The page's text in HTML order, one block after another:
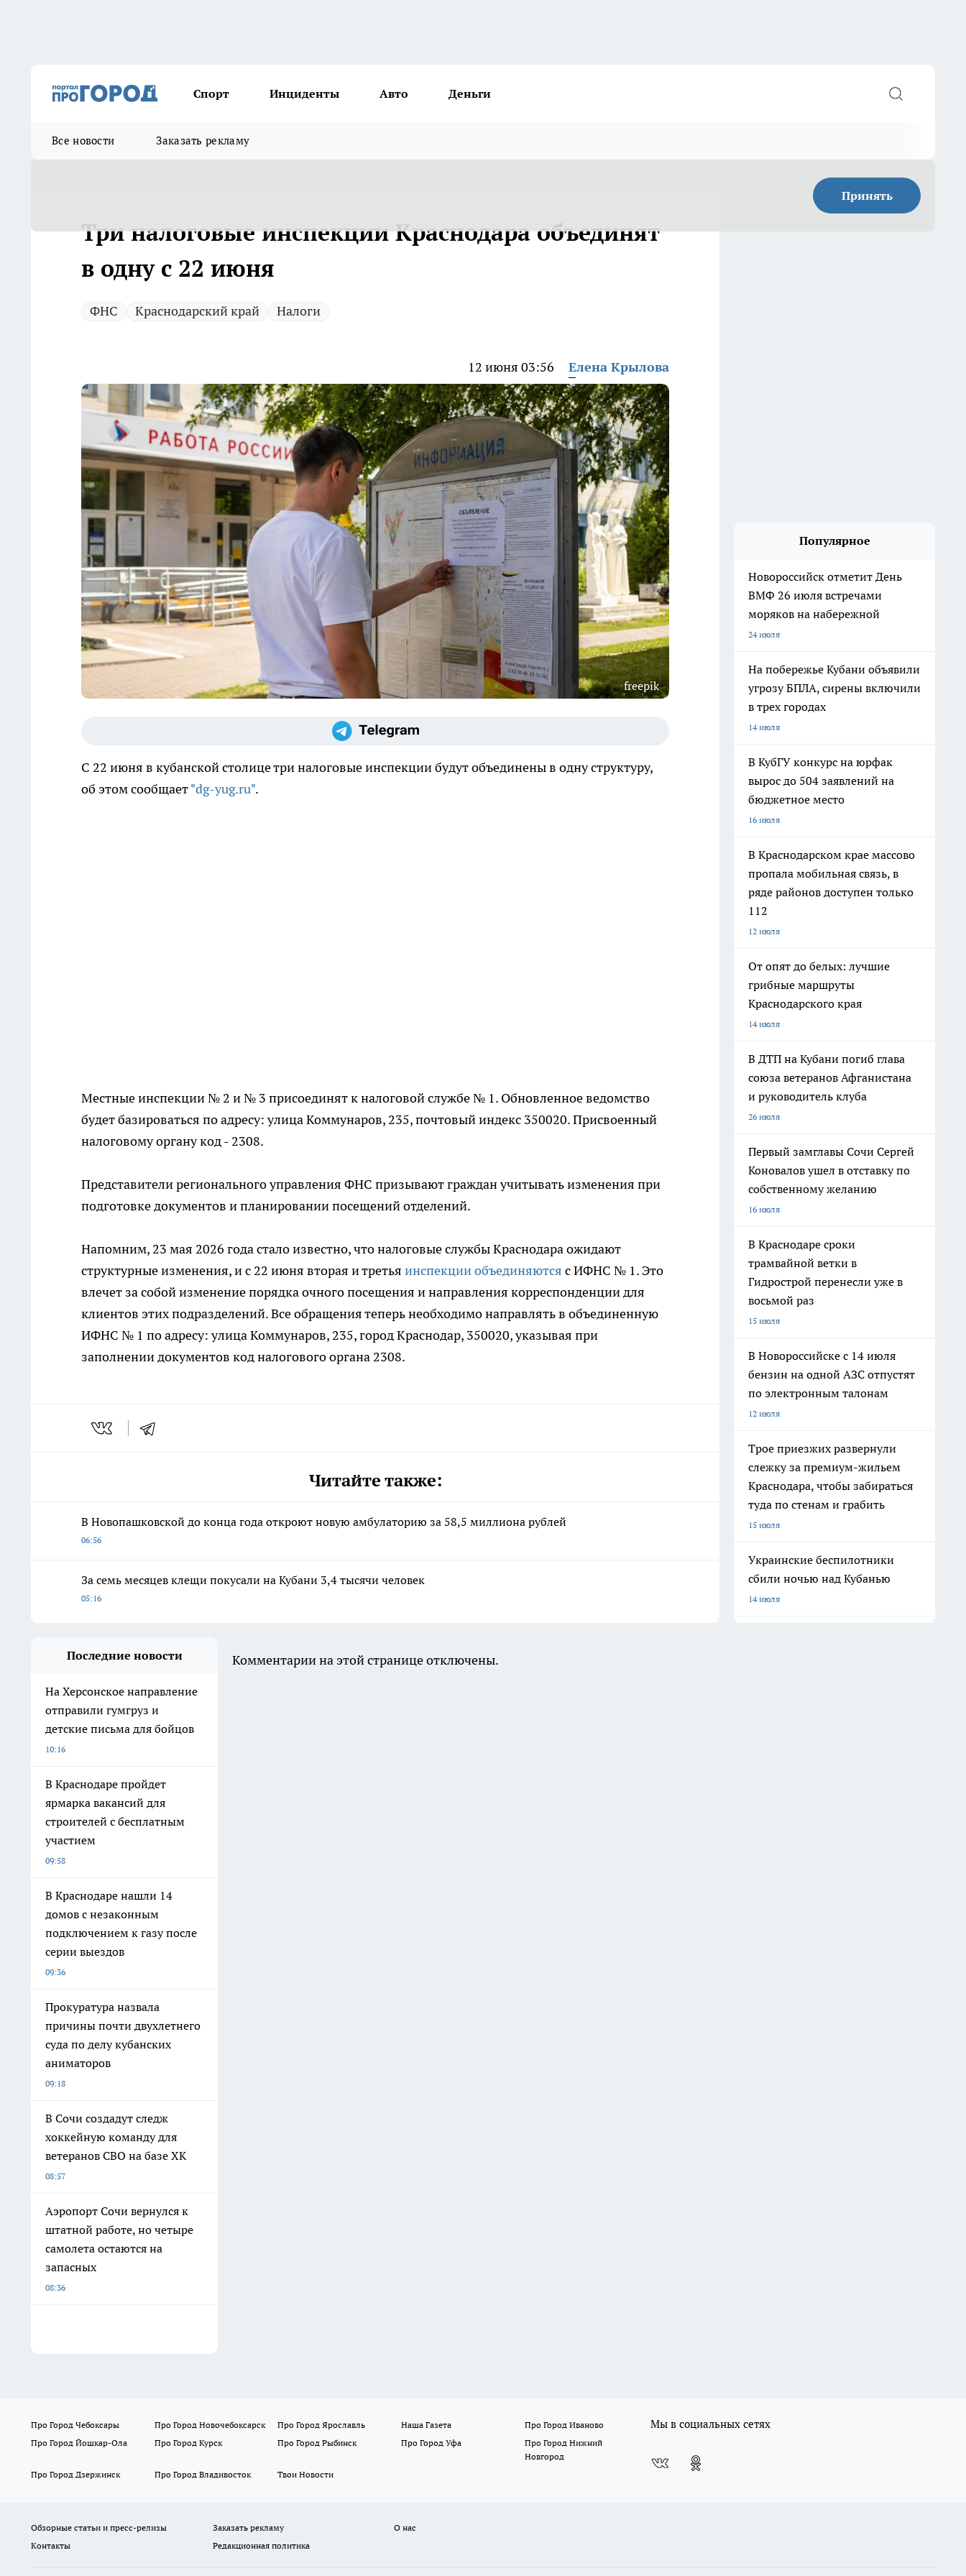
Спорт Инциденты Авто Деньги
Все новости Заказать рекламу
Принять
Три налоговые инспекции Краснодара объединят
в одну с 22 июня
ФНС Краснодарский край Налоги
12 июня 03:56 Елена Крылова
freepik
С 22 июня в кубанской столице три налоговые инспекции будут объединены в одну структуру,
об этом сообщает"dg-yug.ru".
Местные инспекции № 2 и № 3 присоединят к налоговой службе № 1. Обновленное ведомство
будет базироваться по адресу: улица Коммунаров, 235, почтовый индекс 350020. Присвоенный
налоговому органу код - 2308.
Представители регионального управления ФНС призывают граждан учитывать изменения при
подготовке документов и планировании посещений отделений.
Напомним, 23 мая 2026 года стало известно, что налоговые службы Краснодара ожидают
структурные изменения, и с 22 июня вторая и третья инспекции объединяются с ИФНС № 1. Это
влечет за собой изменение порядка очного посещения и направления корреспонденции для
клиентов этих подразделений. Все обращения теперь необходимо направлять в объединенную
ИФНС № 1 по адресу: улица Коммунаров, 235, город Краснодар, 350020, указывая при
заполнении документов код налогового органа 2308.
Читайте также:
В Новопашковской до конца года откроют новую амбулаторию за 58,5 миллиона рублей
06:56
За семь месяцев клещи покусали на Кубани 3,4 тысячи человек
05:16
Популярное
Новороссийск отметит День
ВМФ 26 июля встречами
моряков на набережной
24 июля
На побережье Кубани объявили
угрозу БПЛА, сирены включили
в трех городах
14 июля
В КубГУ конкурс на юрфак
вырос до 504 заявлений на
бюджетное место
16 июля
В Краснодарском крае массово
пропала мобильная связь, в
ряде районов доступен только
112
12 июля
От опят до белых: лучшие
грибные маршруты
Краснодарского края
14 июля
В ДТП на Кубани погиб глава
союза ветеранов Афганистана
и руководитель клуба
26 июля
Первый замглавы Сочи Сергей
Коновалов ушел в отставку по
собственному желанию
16 июля
В Краснодаре сроки
трамвайной ветки в
Гидрострой перенесли уже в
восьмой раз
15 июля
В Новороссийске с 14 июля
бензин на одной АЗС отпустят
по электронным талонам
12 июля
Трое приезжих развернули
слежку за премиум-жильем
Краснодара, чтобы забираться
туда по стенам и грабить
15 июля
Украинские беспилотники
сбили ночью над Кубанью
14 июля
Последние новости
На Херсонское направление
отправили гумгруз и
детские письма для бойцов
10:16
В Краснодаре пройдет
ярмарка вакансий для
строителей с бесплатным
участием
09:58
В Краснодаре нашли 14
домов с незаконным
подключением к газу после
серии выездов
09:36
Прокуратура назвала
причины почти двухлетнего
суда по делу кубанских
аниматоров
09:18
В Сочи создадут следж
хоккейную команду для
ветеранов СВО на базе ХК
08:57
Аэропорт Сочи вернулся к
штатной работе, но четыре
самолета остаются на
запасных
08:36
Комментарии на этой странице отключены.
Про Город Чебоксары Про Город Новочебоксарск Про Город Ярославль Наша Газета
Про Город Иваново
Про Город Йошкар-Ола
Про Город Курск Про Город Рыбинск Про Город Уфа
Про Город Нижний
Новгород
Про Город Дзержинск
Про Город Владивосток Твои Новости
Мы в социальных сетях
Обзорные статьи и пресс-релизы Заказать рекламу
О нас
Контакты
Редакционная политика